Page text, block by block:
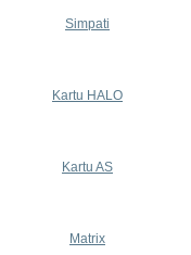
Simpati
Kartu HALO
Kartu AS
Matrix